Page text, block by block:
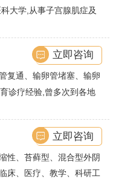
微创手术及显微妇科手
卵管粘连等女性输卵管性
巢等都有丰富诊疗经验
大学,从事子宫腺肌症及
复通、输卵管堵塞、输卵
粘连、宫腔粘连、多囊卵
诊疗经验,曾多次到各地
立即咨询
性、苔藓型、混合型外阴
床、医疗、教学、科研工
立即咨询